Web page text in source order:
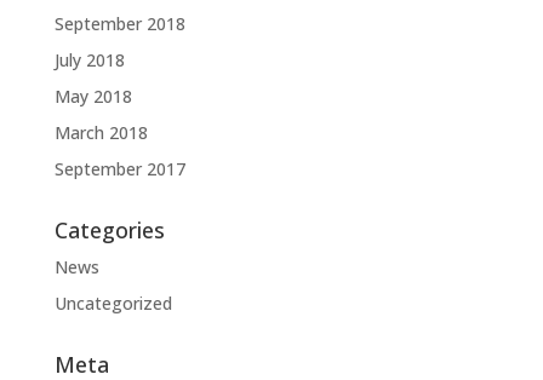
September 2018
July 2018
May 2018
March 2018
September 2017
Categories
News
Uncategorized
Meta